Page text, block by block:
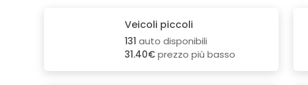
Veicoli piccoli
131 auto disponibili
31.40€prezzo più basso